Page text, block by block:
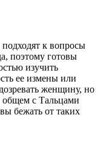
к вопросы
поэтому готовы
изучить
ее измены или
женщину, но
общем с Тальцами
бежать от таких